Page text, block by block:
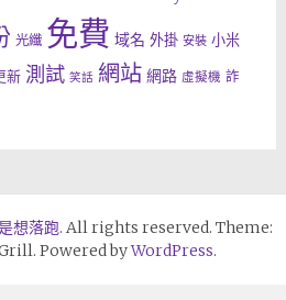
光纖 免費 域名 外掛 安裝 小米
新 測試 笑話 網站 網路 虛擬機 詐
想落跑. All rights reserved. Theme:
Powered byWordPress.